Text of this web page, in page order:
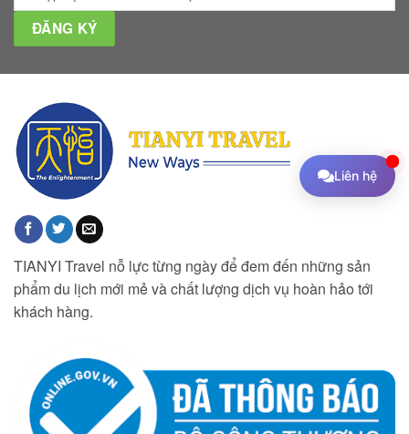
TIANYI Travel nỗ lực từng ngày để đem đến những sản
phẩm du lịch mới mẻ và chất lượng dịch vụ hoàn hảo tới
khách hàng.
Liên hệ